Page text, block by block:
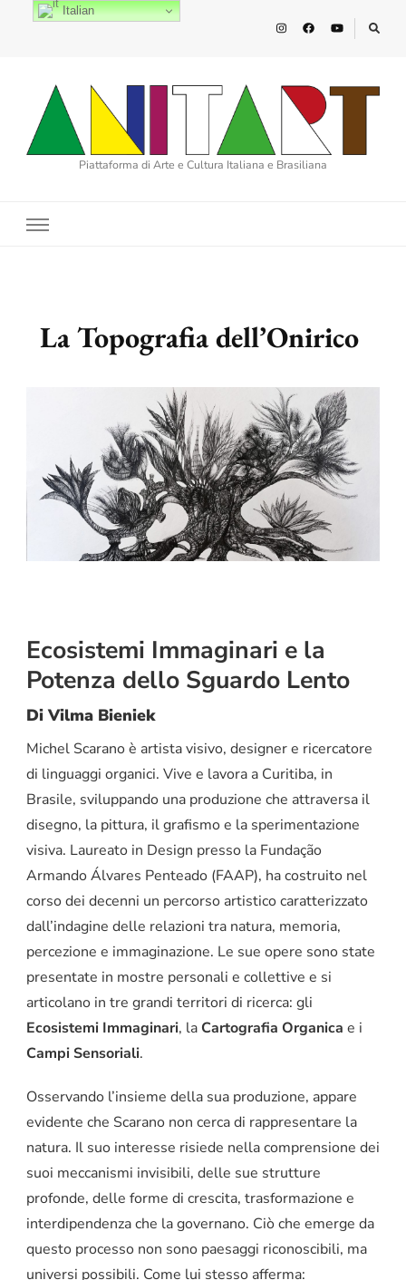
Piattaforma di Arte e Cultura Italiana e Brasiliana
La Topografia dell’Onirico
Ecosistemi Immaginari e la
Potenza dello Sguardo Lento
Di Vilma Bieniek
Michel Scarano è artista visivo, designer e ricercatore
di linguaggi organici. Vive e lavora a Curitiba, in
Brasile, sviluppando una produzione che attraversa il
disegno, la pittura, il grafismo e la sperimentazione
visiva. Laureato in Design presso la Fundação
Armando Álvares Penteado (FAAP), ha costruito nel
corso dei decenni un percorso artistico caratterizzato
dall’indagine delle relazioni tra natura, memoria,
percezione e immaginazione. Le sue opere sono state
presentate in mostre personali e collettive e si
articolano in tre grandi territori di ricerca: gli
Ecosistemi Immaginari, laCartografia Organica e i
Campi Sensoriali.
Osservando l’insieme della sua produzione, appare
evidente che Scarano non cerca di rappresentare la
natura. Il suo interesse risiede nella comprensione dei
suoi meccanismi invisibili, delle sue strutture
profonde, delle forme di crescita, trasformazione e
interdipendenza che la governano. Ciò che emerge da
questo processo non sono paesaggi riconoscibili, ma
universi possibili. Come lui stesso afferma:
Italian